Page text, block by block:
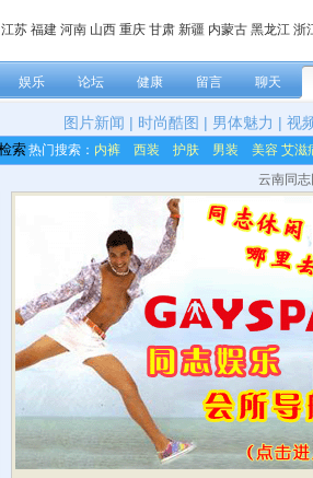
江苏 福建 河南 山西 重庆 甘肃 新疆 内蒙古 黑龙江 浙
娱乐 论坛 健康 留言 聊天
图片新闻 | 时尚酷图 | 男体魅力 |视
热门搜索： 内裤 西装 护肤 男装 美容 艾滋
云南同志网